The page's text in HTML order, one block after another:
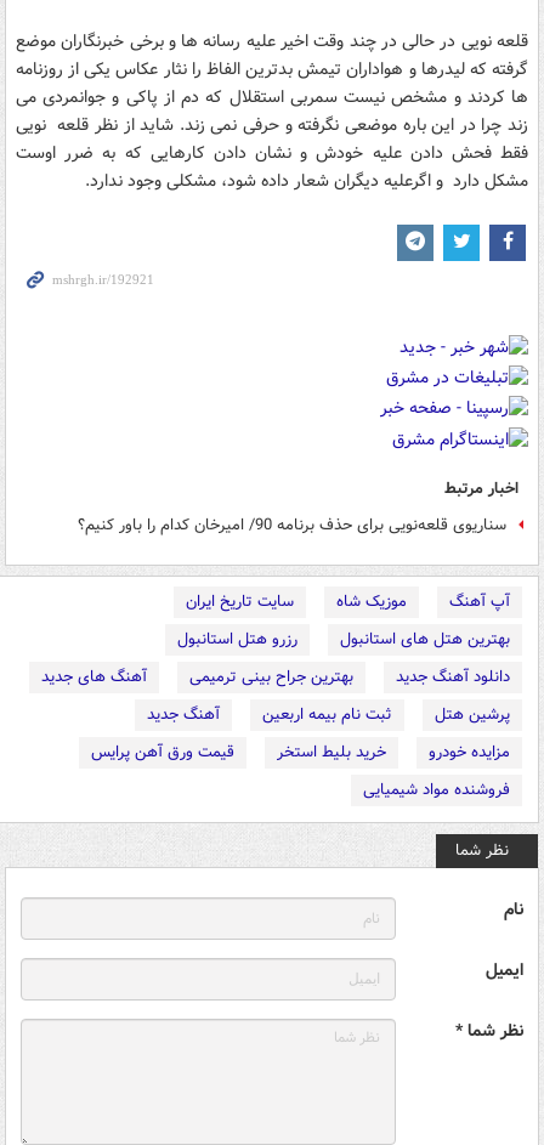
قلعه نویی در حالی در چند وقت اخیر علیه رسانه ها و برخی خبرنگاران موضع
گرفته که لیدرها و هواداران تیمش بدترین الفاظ را نثار عکاس یکی از روزنامه
ها کردند و مشخص نیست سمربی استقلال که دم از پاکی و جوانمردی می
زند چرا در این باره موضعی نگرفته و حرفی نمی زند. شاید از نظر قلعه نویی
فقط فحش دادن علیه خودش و نشان دادن کارهایی که به ضرر اوست
مشکل دارد و اگرعلیه دیگران شعار داده شود، مشکلی وجود ندارد.
اخبار مرتبط
سناریوی قلعه‌نویی برای حذف برنامه 90/ امیرخان کدام را باور کنیم؟
آپ آهنگ موزیک شاه
سایت تاریخ ایران
بهترین هتل های استانبول
رزرو هتل استانبول
دانلود آهنگ جدید
بهترین جراح بینی ترمیمی
آهنگ های جدید
پرشین هتل
ثبت نام بیمه اربعین
آهنگ جدید
مزایده خودرو
خرید بلیط استخر
قیمت ورق آهن پرایس
فروشنده مواد شیمیایی
نظر شما
نام
ایمیل
نظر شما *